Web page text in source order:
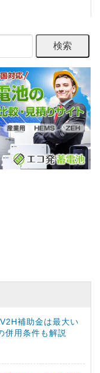
補助金は最大い
併用条件も解説